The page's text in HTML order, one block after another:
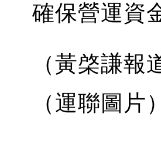
確保營運資
（黃棨謙報
（運聯圖片）